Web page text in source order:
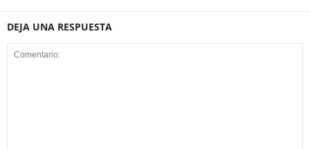
DEJA UNA RESPUESTA